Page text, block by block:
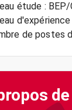
étude : BEP/
de postes